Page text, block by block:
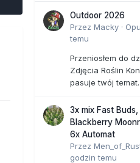
Outdoor 2026
Przez Macky ·
temu
Przeniosłem do
Zdjęcia Roślin
pasuje twój temat.
3x mix Fast
Blackberry
6x Automat
Przez
godzin temu